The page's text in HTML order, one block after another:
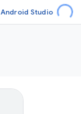
Android Studio